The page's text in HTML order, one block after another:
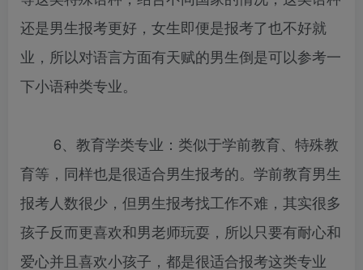
还是男生报考更好，女生即便是报考了也不好就
业，所以对语言方面有天赋的男生倒是可以参考一
下小语种类专业。
6、教育学类专业：类似于学前教育、特殊教
育等，同样也是很适合男生报考的。学前教育男生
报考人数很少，但男生报考找工作不难，其实很多
孩子反而更喜欢和男老师玩耍，所以只要有耐心和
爱心并且喜欢小孩子，都是很适合报考这类专业